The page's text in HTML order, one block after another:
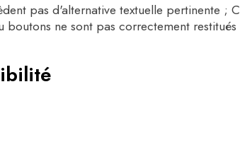
pas d'alternative textuelle pertinente ;
ne sont pas correctement